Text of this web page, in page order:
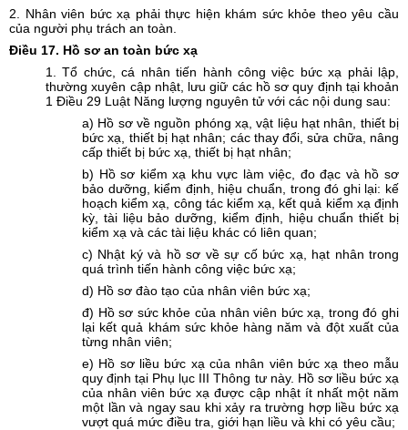
2. Nhân viên bức xạ phải thực hiện khám sức khỏe theo yêu cầu
của người phụ trách an toàn.
Điều 17. Hồ sơ an toàn bức xạ
1. Tổ chức, cá nhân tiến hành công việc bức xạ phải lập,
thường xuyên cập nhật, lưu giữ các hồ sơ quy định tại khoản
1 Điều 29 Luật Năng lượng nguyên tử với các nội dung sau:
a) Hồ sơ về nguồn phóng xạ, vật liệu hạt nhân, thiết bị
bức xạ, thiết bị hạt nhân; các thay đổi, sửa chữa, nâng
cấp thiết bị bức xạ, thiết bị hạt nhân;
b) Hồ sơ kiểm xạ khu vực làm việc, đo đạc và hồ sơ
bảo dưỡng, kiểm định, hiệu chuẩn, trong đó ghi lại: kế
hoạch kiểm xạ, công tác kiểm xạ, kết quả kiểm xạ định
kỳ, tài liệu bảo dưỡng, kiểm định, hiệu chuẩn thiết bị
kiểm xạ và các tài liệu khác có liên quan;
c) Nhật ký và hồ sơ về sự cố bức xạ, hạt nhân trong
quá trình tiến hành công việc bức xạ;
d) Hồ sơ đào tạo của nhân viên bức xạ;
đ) Hồ sơ sức khỏe của nhân viên bức xạ, trong đó ghi
lại kết quả khám sức khỏe hàng năm và đột xuất của
từng nhân viên;
e) Hồ sơ liều bức xạ của nhân viên bức xạ theo mẫu
quy định tại Phụ lục III Thông tư này. Hồ sơ liều bức xạ
của nhân viên bức xạ được cập nhật ít nhất một năm
một lần và ngay sau khi xảy ra trường hợp liều bức xạ
vượt quá mức điều tra, giới hạn liều và khi có yêu cầu;